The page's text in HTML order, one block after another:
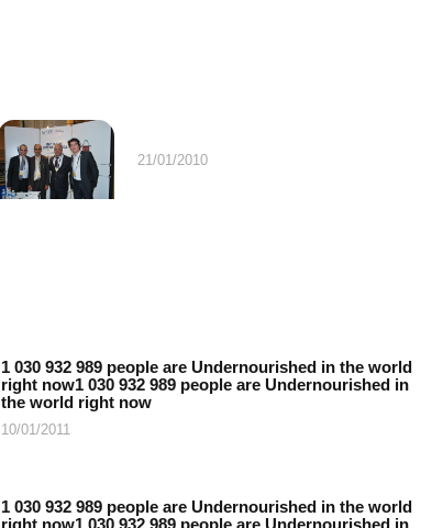
21/01/2010
1 030 932 989 people are Undernourished in the world
right now1 030 932 989 people are Undernourished in
the world right now
10/01/2011
1 030 932 989 people are Undernourished in the world